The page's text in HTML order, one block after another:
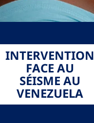
INTERVENTION
FACE AU
SÉISME AU
VENEZUELA